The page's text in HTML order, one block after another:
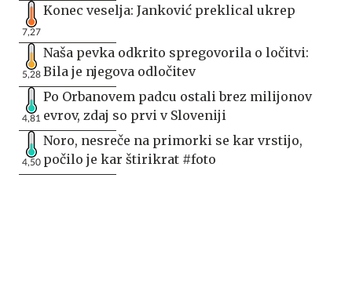
7,27
Konec veselja: Janković preklical ukrep
5,28
Naša pevka odkrito spregovorila o ločitvi:
Bila je njegova odločitev
4,81
Po Orbanovem padcu ostali brez milijonov
evrov, zdaj so prvi v Sloveniji
4,50
Noro, nesreče na primorki se kar vrstijo,
počilo je kar štirikrat #foto